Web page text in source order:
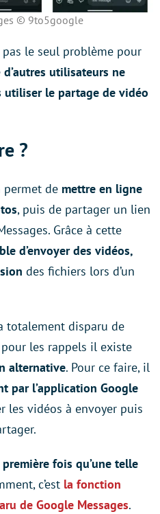
© 9to5google
pas le seul problème pour
d’autres utilisateurs ne
utiliser le partage de vidéo
?
permet de mettre en ligne
, puis de partager un lien
Grâce à cette
d’envoyer des vidéos,
des fichiers lors d’un
totalement disparu de
les rappels il existe
alternative. Pour ce faire, il
par l’application Google
les vidéos à envoyer puis
première fois qu’une telle
c’est la fonction
de Google Messages.